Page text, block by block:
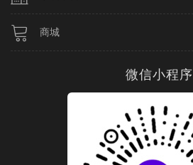
商城
微信小程序